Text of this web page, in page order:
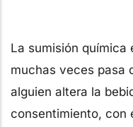
La sumisión química
muchas veces pasa
alguien altera la
consentimiento, con